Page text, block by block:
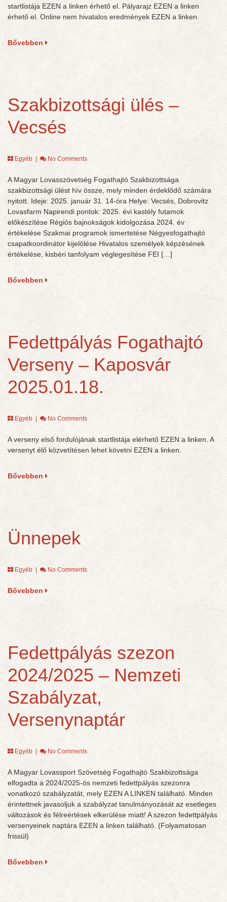
startlistája EZEN a linken érhető el. Pályarajz EZEN a linken
érhető el. Online nem hivatalos eredmények EZEN a linken.
Bővebben
Szakbizottsági ülés –
Vecsés
Egyéb No Comments
A Magyar Lovasszövetség Fogathajtó Szakbizottsága
szakbizottsági ülést hív össze, mely minden érdeklődő számára
nyitott. Ideje: 2025. január 31. 14-óra Helye: Vecsés, Dobrovitz
Lovasfarm Napirendi pontok: 2025. évi kastély futamok
előkészítése Régiós bajnokságok kidolgozása 2024. év
értékelése Szakmai programok ismertetése Négyesfogathajtó
csapatkoordinátor kijelölése Hivatalos személyek képzésének
értékelése, kisbéri tanfolyam véglegesítése FEI […]
Bővebben
Fedettpályás Fogathajtó
Verseny – Kaposvár
2025.01.18.
Egyéb No Comments
A verseny első fordulójának startlistája elérhető EZEN a linken. A
versenyt élő közvetítésen lehet követni EZEN a linken.
Bővebben
Ünnepek
Egyéb No Comments
Bővebben
Fedettpályás szezon
2024/2025 – Nemzeti
Szabályzat,
Versenynaptár
Egyéb No Comments
A Magyar Lovassport Szövetség Fogathajtó Szakbizottsága
elfogadta a 2024/2025-ös nemzeti fedettpályás szezonra
vonatkozó szabályzatát, mely EZEN A LINKEN található. Minden
érintettnek javasoljuk a szabályzat tanulmányozását az esetleges
változások és félreértések elkerülése miatt! A szezon fedettpályás
versenyeinek naptára EZEN a linken található. (Folyamatosan
frissül)
Bővebben